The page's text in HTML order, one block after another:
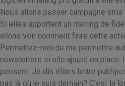
Nous allons passer campagne
Si elles apportent un mailing de
allons voir comment faire cette
Permettez-moi de me permettre
newsletters si elle ajouté en place.
pensent. Je dis élites lettre
pas là où je suis demain? C'est la